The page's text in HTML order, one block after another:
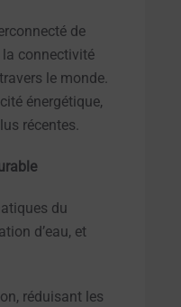
de
connectivité
le monde.
énergétique,
récentes.
du
d’eau, et
réduisant les